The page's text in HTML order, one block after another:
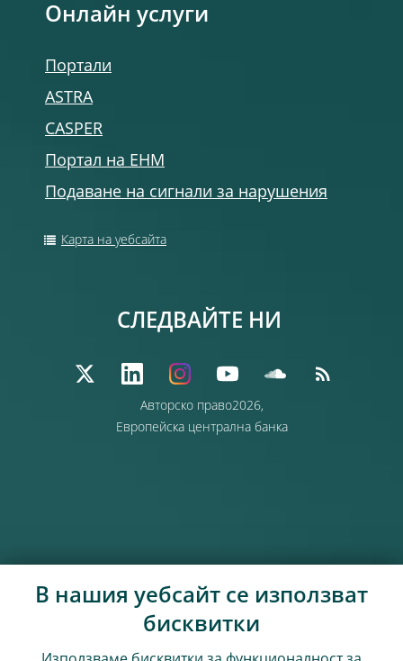
Онлайн услуги
Портали
ASTRA
CASPER
Портал на ЕНМ
Подаване на сигнали за нарушения
Карта на уебсайта
Авторско право2026,
Европейска централна банка
СЛЕДВАЙТЕ НИ
В нашия уебсайт се използват
бисквитки